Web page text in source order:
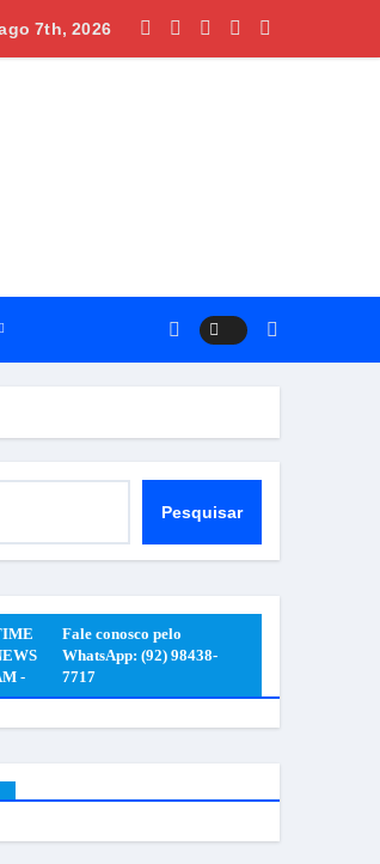
acumula para R$ 165 milhões
7th, 2026
Pesquisar
-
Fale conosco pelo
WhatsApp: (92) 98438-
7717